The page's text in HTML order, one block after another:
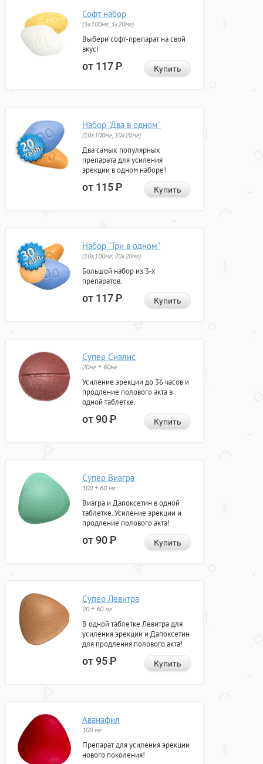
Софт набор
(3x100мг, 3x20мг)
Выбери софт-препарат на свой
вкус!
от 117Р Купить
Набор "Два в одном"
(10x100мг, 10x20мг)
Два самых популярных
препарата для усиления
эрекции в одном наборе!
от 115Р Купить
Набор "Три в одном"
(10x100мг, 20x20мг)
Большой набор из 3-х
препаратов.
от 117Р Купить
Супер Сиалис
20мг + 60мг
Усиление эрекции до 36 часов и
продление полового акта в
одной таблетке.
от 90Р Купить
Супер Виагра
100 + 60 мг
Виагра и Дапоксетин в одной
таблетке. Усиление эрекции и
продление полового акта!
от 90Р Купить
Супер Левитра
20 + 60 мг
В одной таблетке Левитра для
усиления эрекции и Дапоксетин
для продления полового акта!
от 95Р Купить
Аванафил
100 мг
Препарат для усиления эрекции
нового поколения!